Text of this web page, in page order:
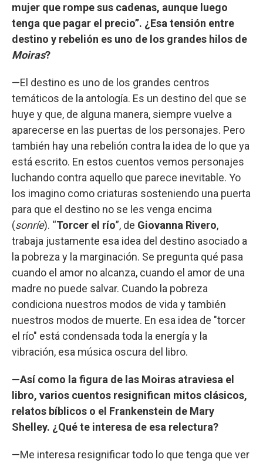
mujer que rompe sus cadenas, aunque luego
tenga que pagar el precio”. ¿Esa tensión entre
destino y rebelión es uno de los grandes hilos de
Moiras?
—El destino es uno de los grandes centros
temáticos de la antología. Es un destino del que se
huye y que, de alguna manera, siempre vuelve a
aparecerse en las puertas de los personajes. Pero
también hay una rebelión contra la idea de lo que ya
está escrito. En estos cuentos vemos personajes
luchando contra aquello que parece inevitable. Yo
los imagino como criaturas sosteniendo una puerta
para que el destino no se les venga encima
(sonríe). “Torcer el río”, de Giovanna Rivero,
trabaja justamente esa idea del destino asociado a
la pobreza y la marginación. Se pregunta qué pasa
cuando el amor no alcanza, cuando el amor de una
madre no puede salvar. Cuando la pobreza
condiciona nuestros modos de vida y también
nuestros modos de muerte. En esa idea de "torcer
el río" está condensada toda la energía y la
vibración, esa música oscura del libro.
—Así como la figura de las Moiras atraviesa el
libro, varios cuentos resignifican mitos clásicos,
relatos bíblicos o el Frankenstein de Mary
Shelley. ¿Qué te interesa de esa relectura?
—Me interesa resignificar todo lo que tenga que ver